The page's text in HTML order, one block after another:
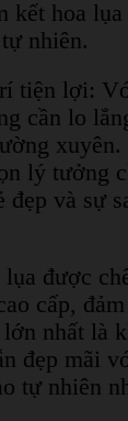
kết hoa
nhiên.
tiện lợi:
cần lo
xuyên.
lý tưởng
đẹp và sự
được
cấp,
nhất là
đẹp mãi
tự nhiên